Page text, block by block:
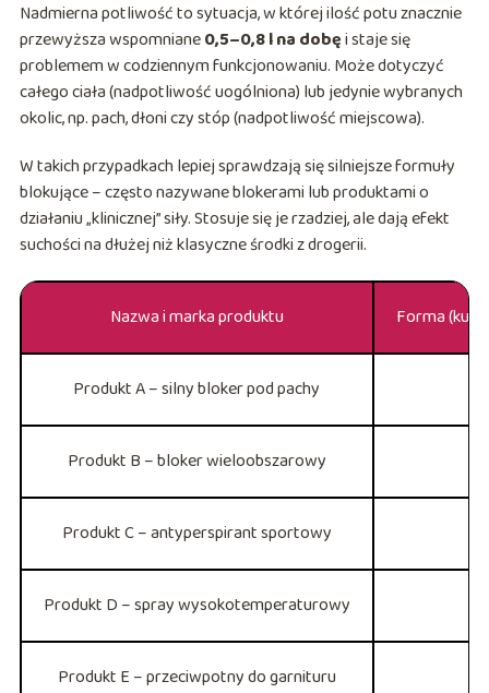
Nadmierna potliwość to sytuacja, w której ilość potu znacznie
przewyższa wspomniane0,5–0,8 l na dobęi staje się
problemem w codziennym funkcjonowaniu. Może dotyczyć
całego ciała (nadpotliwość uogólniona) lub jedynie wybranych
okolic, np. pach, dłoni czy stóp (nadpotliwość miejscowa).
W takich przypadkach lepiej sprawdzają się silniejsze formuły
blokujące – często nazywane blokerami lub produktami o
działaniu „klinicznej” siły. Stosuje się je rzadziej, ale dają efekt
suchości na dłużej niż klasyczne środki z drogerii.
Nazwa i marka produktu Forma
Produkt A – silny bloker pod pachy
Produkt B – bloker wieloobszarowy
Produkt C – antyperspirant sportowy
Produkt D – spray wysokotemperaturowy
Produkt E – przeciwpotny do garnituru